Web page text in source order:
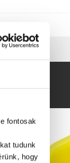
fontosak
tudunk
hogy